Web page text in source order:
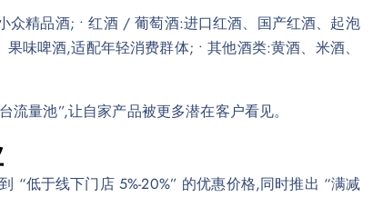
众精品酒; • 红酒 / 葡萄酒:进口红酒、国产红酒、起泡
味啤酒,适配年轻消费群体; • 其他酒类:黄酒、米酒、
量池”,让自家产品被更多潜在客户看见。
“低于线下门店 5%-20%” 的优惠价格,同时推出 “满减